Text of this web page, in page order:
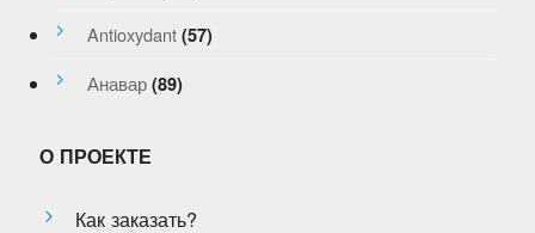
Antioxydant (57)
Анавар (89)
О ПРОЕКТЕ
Как заказать?